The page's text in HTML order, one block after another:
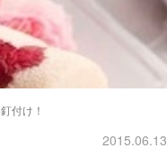
付け！
2015.06.13